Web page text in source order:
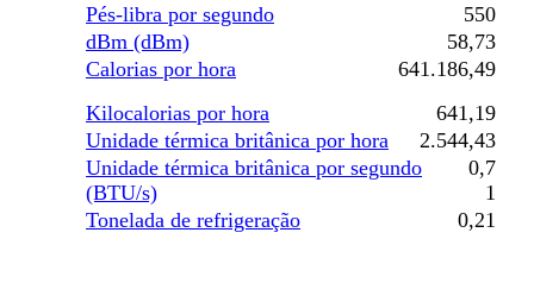
Pés-libra por segundo
550
dBm (dBm)
58,73
Calorias por hora
641.186,49
Kilocalorias por hora
641,19
Unidade térmica britânica por hora
2.544,43
Unidade térmica britânica por segundo
(BTU/s)
0,7
1
Tonelada de refrigeração
0,21